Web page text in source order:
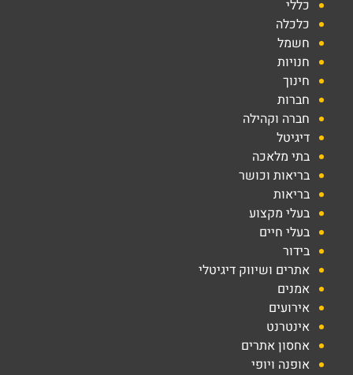
כללי
כלכלה
חשמל
חנויות
חינוך
חברות
חברה וקהילה
דיגיטל
בתי מלאכה
בריאות וכושר
בריאות
בעלי מקצוע
בעלי חיים
בידור
אתרים ושיווק דיגיטלי
אמנים
אירועים
אינטרנט
אחסון אתרים
אופנה ויופי